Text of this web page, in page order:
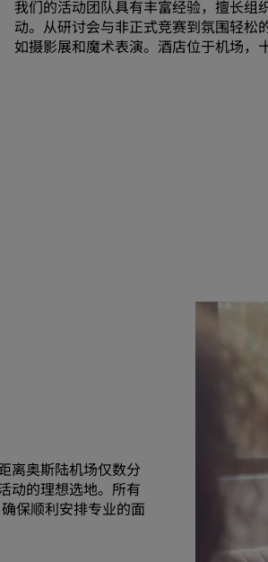
我们的活动团队具有丰富经验，擅长组
动。从研讨会与非正式竞赛到氛围轻松
如摄影展和魔术表演。酒店位于机场，
离奥斯陆机场仅数分
动的理想选地。所有
保顺利安排专业的面